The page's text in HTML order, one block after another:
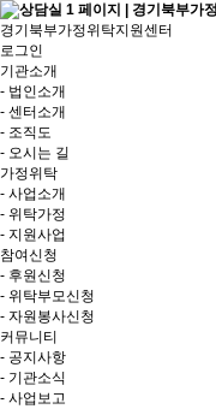
경기북부가정위탁지원센터
로그인
기관소개
- 법인소개
- 센터소개
- 조직도
- 오시는 길
가정위탁
- 사업소개
- 위탁가정
- 지원사업
참여신청
- 후원신청
- 위탁부모신청
- 자원봉사신청
커뮤니티
- 공지사항
- 기관소식
- 사업보고